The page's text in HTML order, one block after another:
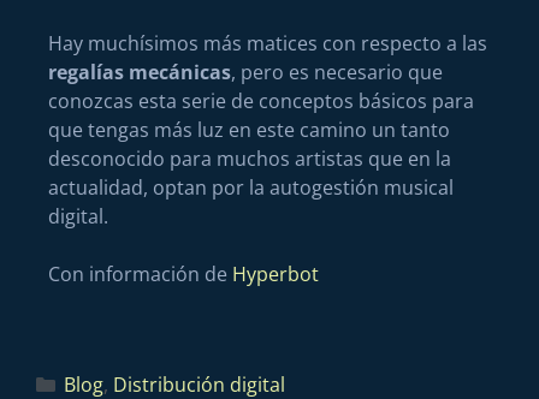
Hay muchísimos más matices con respecto a las
regalías mecánicas, pero es necesario que
conozcas esta serie de conceptos básicos para
que tengas más luz en este camino un tanto
desconocido para muchos artistas que en la
actualidad, optan por la autogestión musical
digital.
Con información de Hyperbot
Blog, Distribución digital